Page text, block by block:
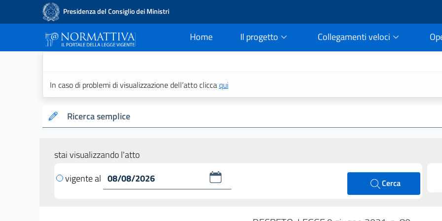
Presidenza del Consiglio dei Ministri
Home
current Il progetto Collegamenti veloci
In caso di problemi di visualizzazione dell’atto cliccaqui
Ricerca semplice
stai visualizzando l'atto
vigente al
Cerca